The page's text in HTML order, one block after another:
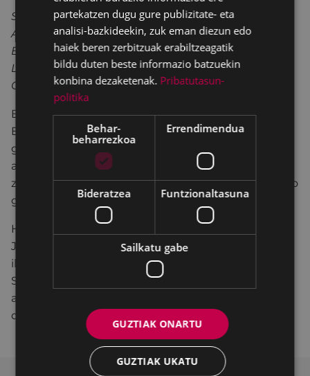
San Juan, San Juan
Arrautza bi kolkuan
Beste bi altzuan
Lapurrak eta sorgiñak erre, erre!
Garixak eta artuak gorde, gorde!
Beste ohitura zahar bati ere eusten zaio oraindik
Eibarko baserri-auzoetan: San Juan egunean,
goizean goiz, lizarrez egindako gurutzeak baserriko
ateetan jartzea. Sasoi batean, soroetan ere jartzen
ziren, baina ohitura hori galtzeko zorian dago, betiko
galdu ez bada.
Hala ere, bada aspaldiko ohitura paganorik ere: San
Juan gauaren bezperan, sorba kanpoan uztea,
ilargipean eta goizeko ihintzarekin bedeinka dadin.
San Juan egunaren inguruko erritu guztiak
antzinako sinesmen, usadio eta ohituren sinboloak
dira, gure kulturaren sustraietara garamatzatenak.
partekatzen dugu gure publizitate- eta
analisi-bazkideekin, zuk eman diezun edo
haiek beren zerbitzuak erabiltzeagatik
bildu duten beste informazio batzuekin
konbina dezaketenak. Pribatutasun-
politika
Behar-
beharrezkoa
Errendimendua
Bideratzea Funtzionaltasuna
Sailkatu gabe
GUZTIAK ONARTU
GUZTIAK UKATU